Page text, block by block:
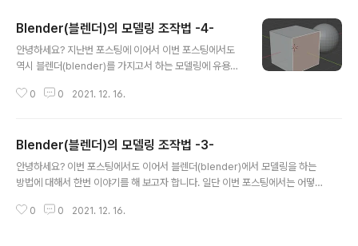
Blender(블렌더)의 모델링 조작법 -4-
안녕하세요? 지난번 포스팅에 이어서 이번 포스팅에서도
역시 블렌더(blender)를 가지고서 하는 모델링에 유용한
낙에 책에서 다루는 내용도 많고, 그리고 여기서 익히지 않
전으로 나누기 위해서 나누고자 하는 부분을 선택해 주는
데, 이번 경우에는 그냥 한면을 선택해 주는 것으로 했습니
다. 그리고 나서 에지 메뉴에 있는 섭디비젼을 눌러 주도록
는 것을 확인할 수 있습니다. 그렇게 나온 결과를 보고 계신
0 0 2021. 12. 16.
Blender(블렌더)의 모델링 조작법 -3-
안녕하세요? 이번 포스팅에서도 이어서 블렌더(blender)에서 모델링을 하는
방법에 대해서 한번 이야기를 해 보고자 합니다. 일단 이번 포스팅에서는 어떻
사람은 있을 것이라는 생각에 우선은 올려 보고자 합니다. 먼저 삭제항목에 있
0 0 2021. 12. 16.